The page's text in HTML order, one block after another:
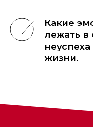
Какие
лежать в
жизни.